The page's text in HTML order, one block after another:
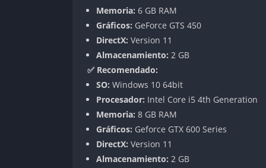
Rifles de tirador designado
Cada arma tiene estadísticas
modos de disparo. Además, el sistema de
accesorios (78 en total) que se desbloquean
Entornos Destructibles
Una de las características más destacadas
derribar paredes, colapsar edificios y
«levelución», donde cada acción deja un
Memoria: 6 GB RAM
Gráficos: GeForce GTS 450
DirectX: Version 11
Almacenamiento: 2 GB
✅ Recomendado:
SO: Windows 10 64bit
Procesador: Intel Core i5 4th Generation
Memoria: 8 GB RAM
Gráficos: Geforce GTX 600 Series
DirectX: Version 11
Almacenamiento: 2 GB